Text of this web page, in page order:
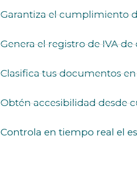
Garantiza el cumplimiento
Genera el registro de IVA
Clasifica tus documentos
Obtén accesibilidad desde
Controla en tiempo real el